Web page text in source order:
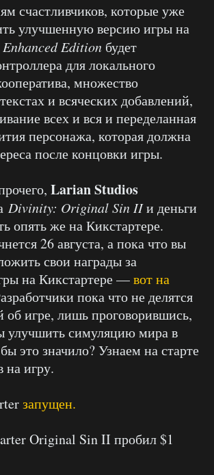
счастливчиков, которые уже
улучшенную версию игры на
Enhanced Edition будет
для локального
множество
и всяческих добавлений,
всех и вся и переделанная
персонажа, которая должна
после концовки игры.
Larian Studios
Divinity: Original Sin IIи деньги
опять же на Кикстартере.
26 августа, а пока что вы
свои награды за
на Кикстартере —вот на
пока что не делятся
игре, лишь проговорившись,
улучшить симуляцию мира в
это значило? Узнаем на старте
на игру.
запущен.
Original Sin II пробил $1